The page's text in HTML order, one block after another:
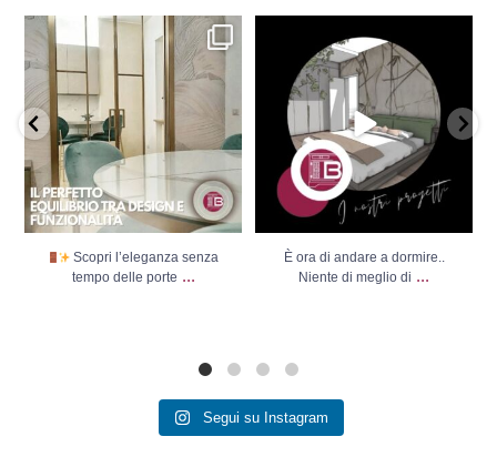
Scopri l’eleganza senza
tempo delle porte ...
Scopri l’eleganza senza
tempo delle porte ...
È ora di andare a dormire..
Niente di meglio di
È ora di andare a dormire..
Niente di meglio di ...
Segui su Instagram